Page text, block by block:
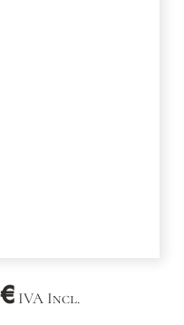
€Rango
IVA Incl.